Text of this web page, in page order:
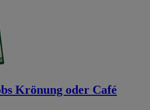
Krönung oder Café